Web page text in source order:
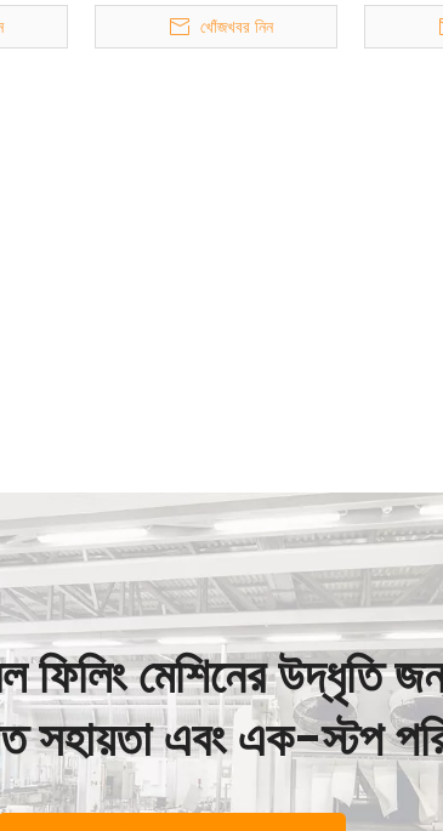
খোঁজখবর নিন
ফিলিং মেশিনের উদ্ধৃতি
এবং এক-স্টপ